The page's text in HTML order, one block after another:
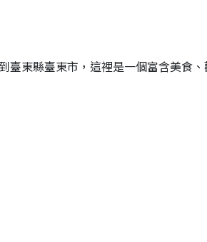
臺東縣臺東市，這裡是一個富含美食